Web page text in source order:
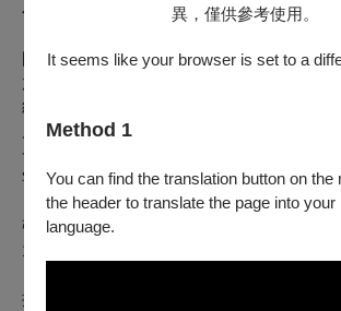
異，僅供參考使用。
It seems like your browser is set to a
Method 1
You can find the translation button on the
the header to translate the page into your
language.
節目介紹
國影電影編號：M2024_03_017
放映規格：DCP
級別：保護級
片長：102分鐘
發音：台語
字幕：中英
張英 CHANG Ying​｜臺灣 Taiwan｜1964｜
102min
抗戰期間，少女翠英與青年周凌雲相戀，卻